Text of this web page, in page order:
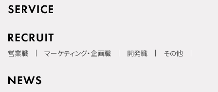
営業職 マーケティング・企画職 開発職 その他